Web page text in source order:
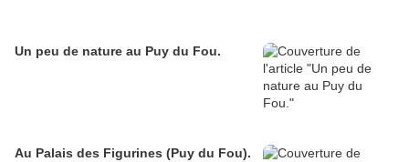
Un peu de nature au Puy du Fou.
Au Palais des Figurines (Puy du Fou).